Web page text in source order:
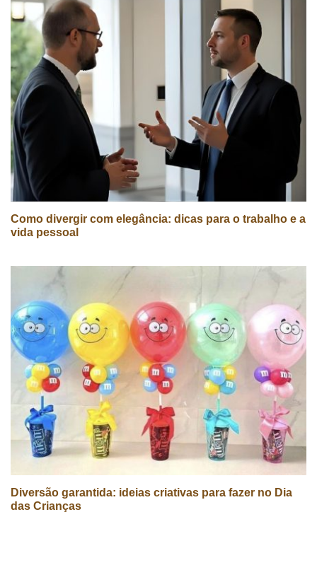
Como divergir com elegância: dicas para o trabalho e a
vida pessoal
Diversão garantida: ideias criativas para fazer no Dia
das Crianças